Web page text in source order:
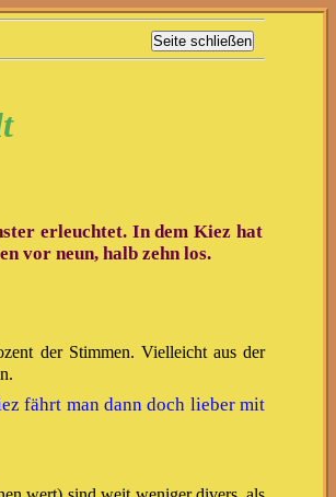
erleuchtet. In dem Kiez hat
vor neun, halb zehn los.
der Stimmen. Vielleicht aus der
fährt man dann doch lieber mit